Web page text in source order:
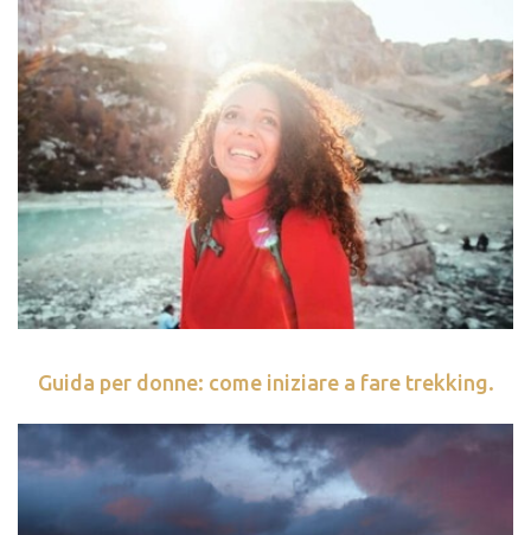
Guida per donne: come iniziare a fare trekking.